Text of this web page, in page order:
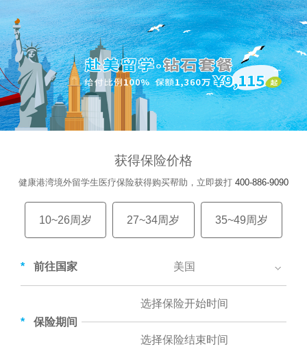
获得保险价格
健康港湾境外留学生医疗保险获得购买帮助，立即拨打 400-886-9090
10~26周岁 27~34周岁 35~49周岁
* 前往国家
* 保险期间